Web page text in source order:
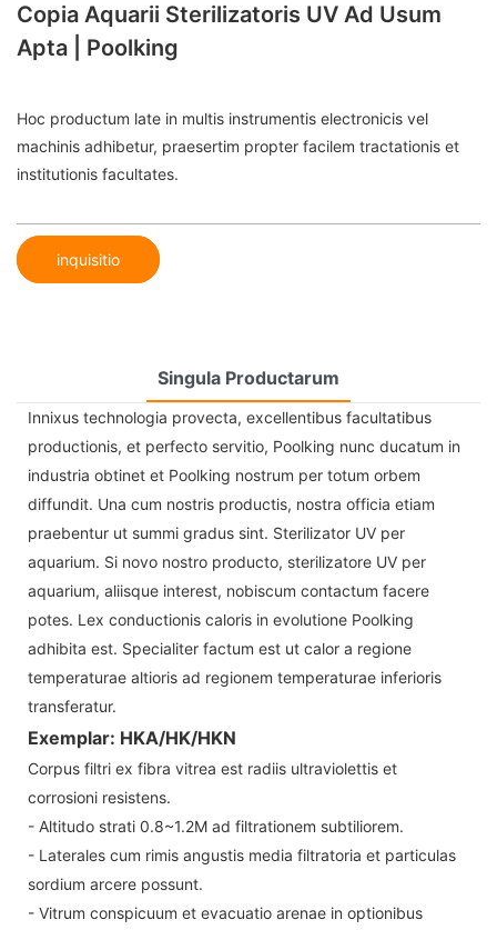
Copia Aquarii Sterilizatoris UV Ad Usum
Apta | Poolking
Hoc productum late in multis instrumentis electronicis vel
machinis adhibetur, praesertim propter facilem tractationis et
institutionis facultates.
inquisitio
Singula Productarum
Innixus technologia provecta, excellentibus facultatibus
productionis, et perfecto servitio, Poolking nunc ducatum in
industria obtinet et Poolking nostrum per totum orbem
diffundit. Una cum nostris productis, nostra officia etiam
praebentur ut summi gradus sint. Sterilizator UV per
aquarium. Si novo nostro producto, sterilizatore UV per
aquarium, aliisque interest, nobiscum contactum facere
potes. Lex conductionis caloris in evolutione Poolking
adhibita est. Specialiter factum est ut calor a regione
temperaturae altioris ad regionem temperaturae inferioris
transferatur.
Exemplar: HKA/HK/HKN
Corpus filtri ex fibra vitrea est radiis ultraviolettis et
corrosioni resistens.
- Altitudo strati 0.8~1.2M ad filtrationem subtiliorem.
- Laterales cum rimis angustis media filtratoria et particulas
sordium arcere possunt.
- Vitrum conspicuum et evacuatio arenae in optionibus